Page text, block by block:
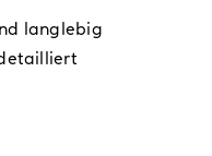
langlebig